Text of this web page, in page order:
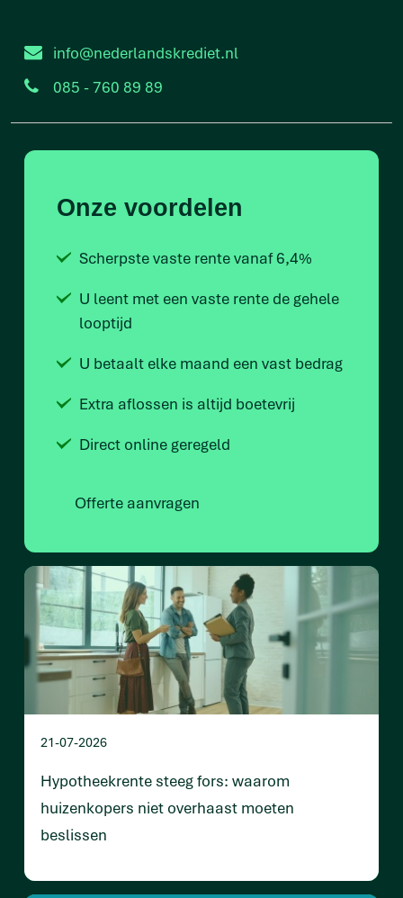
info@nederlandskrediet.nl
085 - 760 89 89
Onze voordelen
Scherpste vaste rente vanaf 6,4%
U leent met een vaste rente de gehele
looptijd
U betaalt elke maand een vast bedrag
Extra aflossen is altijd boetevrij
Direct online geregeld
Offerte aanvragen
21-07-2026
Hypotheekrente steeg fors: waarom
huizenkopers niet overhaast moeten
beslissen